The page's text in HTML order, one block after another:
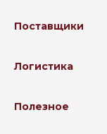
Поставщики
Логистика
Полезное